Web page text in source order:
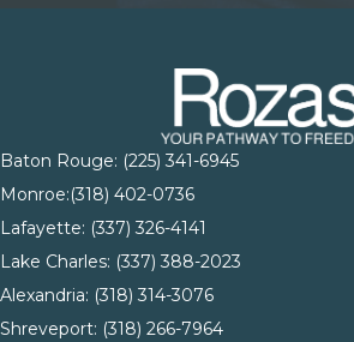
Baton Rouge: (225) 341-6945
Monroe:(318) 402-0736
Lafayette: (337) 326-4141
Lake Charles: (337) 388-2023
Alexandria: (318) 314-3076
Shreveport: (318) 266-7964